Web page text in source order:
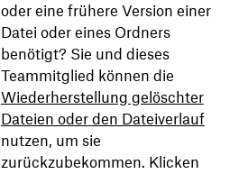
oder eine frühere Version einer
Datei oder eines Ordners
benötigt? Sie und dieses
Teammitglied können die
Wiederherstellung gelöschter
Dateien oder den Dateiverlauf
nutzen, um sie
zurückzubekommen. Klicken